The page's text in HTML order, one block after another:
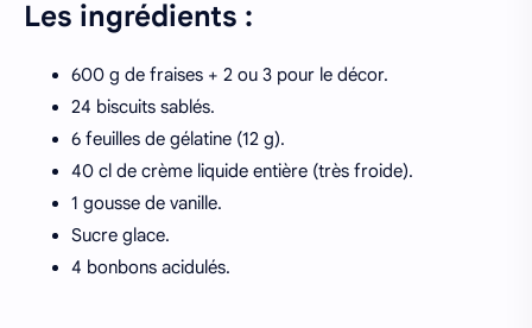
Les ingrédients :
600 g de fraises + 2 ou 3 pour le décor.
24 biscuits sablés.
6 feuilles de gélatine (12 g).
40 cl de crème liquide entière (très froide).
1 gousse de vanille.
Sucre glace.
4 bonbons acidulés.